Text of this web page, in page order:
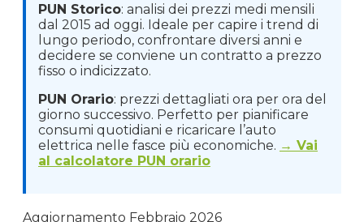
PUN Storico: analisi dei prezzi medi mensili
dal 2015 ad oggi. Ideale per capire i trend di
lungo periodo, confrontare diversi anni e
decidere se conviene un contratto a prezzo
fisso o indicizzato.
PUN Orario: prezzi dettagliati ora per ora del
giorno successivo. Perfetto per pianificare
consumi quotidiani e ricaricare l’auto
elettrica nelle fasce più economiche. → Vai
al calcolatore PUN orario
Aggiornamento Febbraio 2026